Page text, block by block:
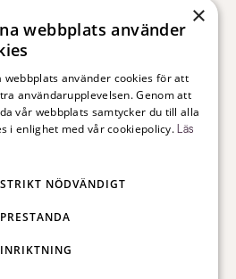
med Neuropsykiatriska
ADHD och autism.
inom rekrytering,
gentemot alla
första jobb till chefsnivå.
×
webbplats använder
webbplats använder cookies för att
användarupplevelsen. Genom att
vår webbplats samtycker du till alla
i enlighet med vår cookiepolicy. Läs
STRIKT NÖDVÄNDIGT
PRESTANDA
INRIKTNING